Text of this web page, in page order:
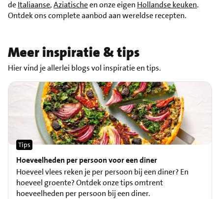
deItaliaanse,Aziatischeen onze eigen Hollandse keuken.
Ontdek ons complete aanbod aan wereldse recepten.
Meer inspiratie & tips
Hier vind je allerlei blogs vol inspiratie en tips.
Hoeveelheden per persoon voor een diner
Tips
Hoeveel vlees reken je per persoon bij een diner? En
hoeveel groente? Ontdek onze tips omtrent
hoeveelheden per persoon bij een diner.